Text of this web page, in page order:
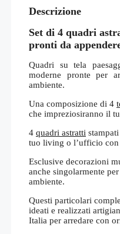
Descrizione
Set di 4 quadri
pronti da
Quadri su tela
moderne pronte per
ambiente.
Una composizione di 4
che impreziosiranno il
4 quadri astratti
tuo living o l’ufficio
Esclusive decorazioni
anche singolarmente
ambiente.
Questi particolari
ideati e realizzati
Italia per arredare con